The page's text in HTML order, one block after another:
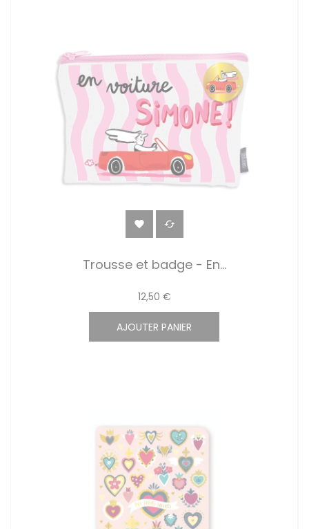
 
Trousse et badge - En...
12,50 €
AJOUTER PANIER